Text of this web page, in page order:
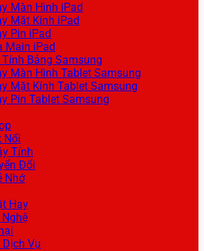
Màn Hình iPad
Mặt Kính iPad
Pin iPad
Main iPad
Bảng Samsung
Màn Hình Tablet Samsung
Mặt Kính Tablet Samsung
Pin Tablet Samsung
Nối
Tính
Đổi
Nhớ
Hay
Dịch Vụ